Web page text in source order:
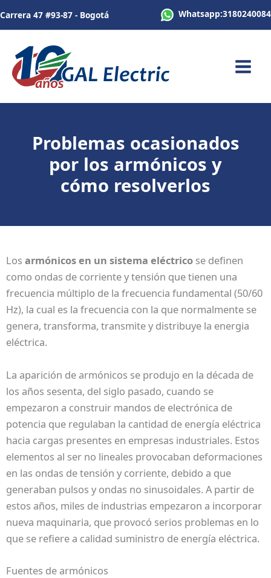
Carrera 47 #93-87 - Bogotá Whatsapp:3180240084
Problemas ocasionados
por los armónicos y
cómo resolverlos
Los armónicos en un sistema eléctrico se definen
como ondas de corriente y tensión que tienen una
frecuencia múltiplo de la frecuencia fundamental (50/60
Hz), la cual es la frecuencia con la que normalmente se
genera, transforma, transmite y distribuye la energia
eléctrica.
La aparición de armónicos se produjo en la década de
los años sesenta, del siglo pasado, cuando se
empezaron a construir mandos de electrónica de
potencia que regulaban la cantidad de energía eléctrica
hacia cargas presentes en empresas industriales. Estos
elementos al ser no lineales provocaban deformaciones
en las ondas de tensión y corriente, debido a que
generaban pulsos y ondas no sinusoidales. A partir de
estos años, miles de industrias empezaron a incorporar
nueva maquinaria, que provocó serios problemas en lo
que se refiere a calidad suministro de energía eléctrica.
Fuentes de armónicos